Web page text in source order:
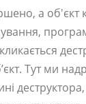
а об'єкт
Тут ми